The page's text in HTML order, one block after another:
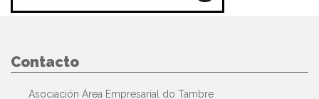
Contacto
Asociación Área Empresarial do Tambre